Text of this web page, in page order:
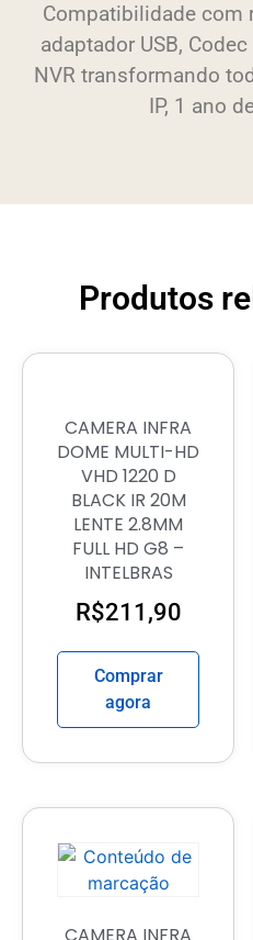
Compatibilidade com
adaptador USB,
NVR transformando
IP, 1 ano
Produtos
CAMERA INFRA
DOME MULTI-HD
VHD 1220 D
BLACK IR 20M
LENTE 2.8MM
FULL HD G8 –
INTELBRAS
R$211,90
Comprar
agora
CAMERA INFRA